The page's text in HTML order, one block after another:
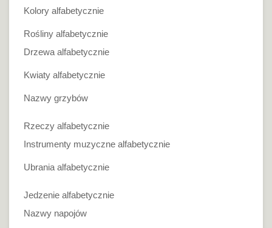
Kolory alfabetycznie
Rośliny alfabetycznie
Drzewa alfabetycznie
Kwiaty alfabetycznie
Nazwy grzybów
Rzeczy alfabetycznie
Instrumenty muzyczne alfabetycznie
Ubrania alfabetycznie
Jedzenie alfabetycznie
Nazwy napojów